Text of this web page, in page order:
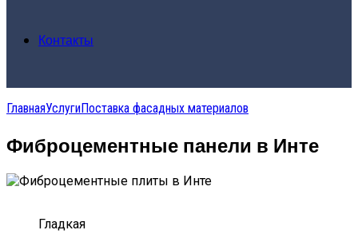
Контакты
ГлавнаяУслугиПоставка фасадных материалов
Фиброцементные панели в Инте
Гладкая